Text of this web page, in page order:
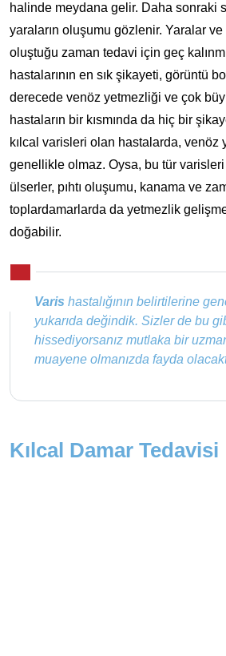
halinde meydana gelir. Daha sonraki
yaraların oluşumu gözlenir. Yaralar
oluştuğu zaman tedavi için geç
hastalarının en sık şikayeti, görüntü
derecede venöz yetmezliği ve çok
hastaların bir kısmında da hiç bir
kılcal varisleri olan hastalarda, venöz
genellikle olmaz. Oysa, bu tür
ülserler, pıhtı oluşumu, kanama ve
toplardamarlarda da yetmezlik
doğabilir.
Varis hastalığının belirtilerine
yukarıda değindik. Sizler de bu
hissediyorsanız mutlaka bir
muayene olmanızda fayda
Kılcal Damar Tedavisi